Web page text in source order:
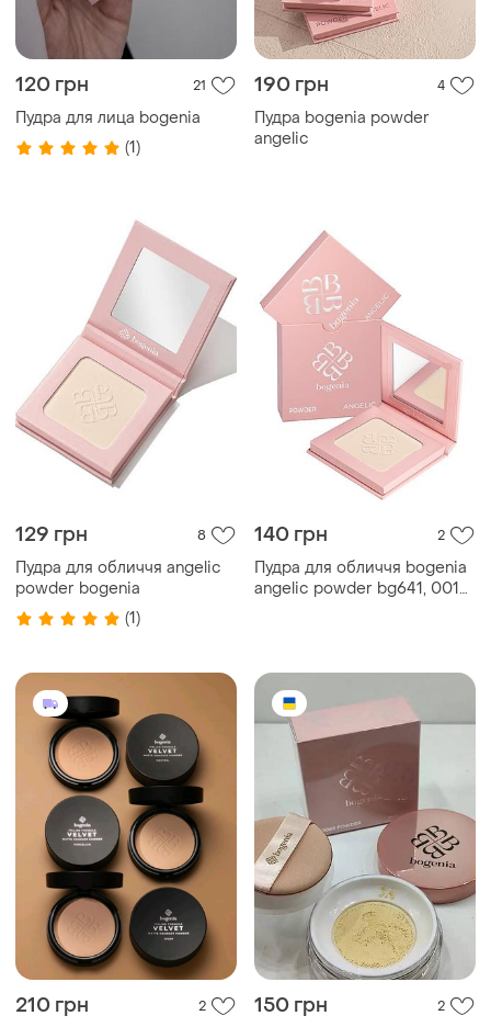
120 грн 21
Пудра для лица bogenia
(1)
190 грн 4
Пудра bogenia powder
angelic
129 грн 8
Пудра для обличчя angelic
powder bogenia
(1)
140 грн 2
Пудра для обличчя bogenia
angelic powder bg641, 001
210 грн 2 150 грн 2